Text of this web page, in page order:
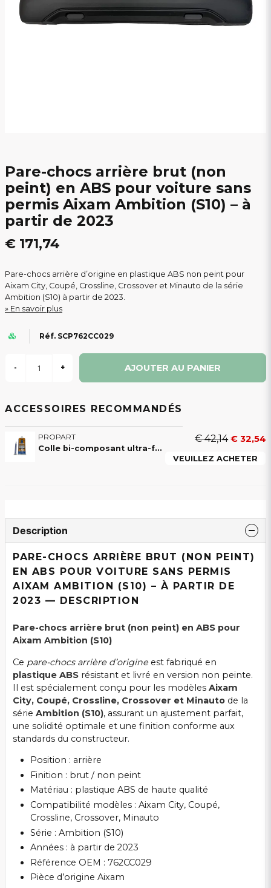
Pare-chocs arrière brut (non
peint) en ABS pour voiture sans
permis Aixam Ambition (S10) – à
partir de 2023
€ 171,74
Pare-chocs arrière d’origine en plastique ABS non peint pour
Aixam City, Coupé, Crossline, Crossover et Minauto de la série
Ambition (S10) à partir de 2023.
En savoir plus
Réf. SCP762CC029
- + AJOUTER AU PANIER
ACCESSOIRES RECOMMANDÉS
PROPART
Colle bi-composant ultra-forte 50 ml pour plastiques et carrosseries de voitures sans permis
€ 42,14€ 32,54
VEUILLEZ ACHETER
Description
PARE-CHOCS ARRIÈRE BRUT (NON PEINT)
EN ABS POUR VOITURE SANS PERMIS
AIXAM AMBITION (S10) – À PARTIR DE
2023 — DESCRIPTION
Pare-chocs arrière brut (non peint) en ABS pour
Aixam Ambition (S10)
Ce pare-chocs arrière d’origine est fabriqué en
plastique ABS résistant et livré en version non peinte.
Il est spécialement conçu pour les modèles Aixam
City, Coupé, Crossline, Crossover et Minauto de la
série Ambition (S10), assurant un ajustement parfait,
une solidité optimale et une finition conforme aux
standards du constructeur.
Position : arrière
Finition : brut / non peint
Matériau : plastique ABS de haute qualité
Compatibilité modèles : Aixam City, Coupé,
Crossline, Crossover, Minauto
Série : Ambition (S10)
Années : à partir de 2023
Référence OEM : 762CC029
Pièce d’origine Aixam